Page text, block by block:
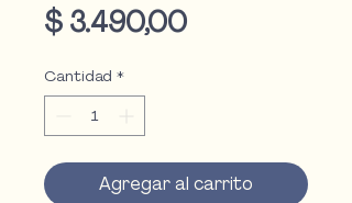
$ 3.490,00Precio
Cantidad *
Agregar al carrito